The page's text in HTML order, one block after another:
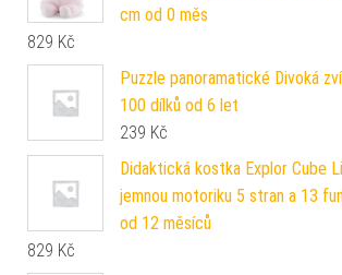
cm od 0 měs
829 Kč
Puzzle panoramatické Divoká
100 dílků od 6 let
239 Kč
Didaktická kostka Explor Cube
jemnou motoriku 5 stran a 13
od 12 měsíců
829 Kč